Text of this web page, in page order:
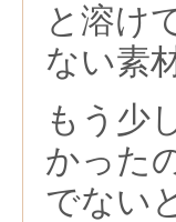
と溶け
ない素
もう少
かった
でない